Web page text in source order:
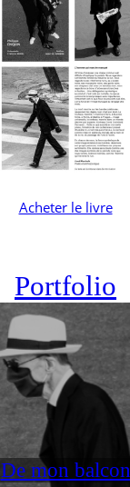
Acheter le livre
Portfolio
De mon balcon